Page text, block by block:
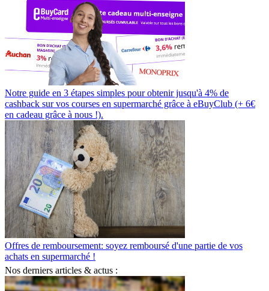
Notre guide en 3 étapes simples pour obtenir jusqu'à 4% de
cashback sur vos courses en supermarché grâce à eBuyClub (+ 6€
en cadeau grâce à nous !).
Offres de remboursement: soyez remboursé d'une partie de vos
achats en supermarché !
Nos derniers articles & actus :